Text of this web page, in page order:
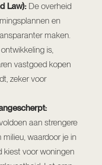
Law): De overheid
en
maken.
is,
vastgoed kopen
zeker voor
aan strengere
waardoor je in
kiest voor woningen